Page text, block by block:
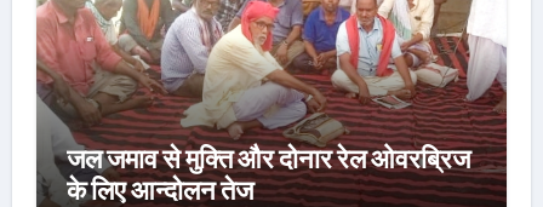
जल जमाव से मुक्ति और दोनार रेल ओवरब्रिज
के लिए आन्दोलन तेज